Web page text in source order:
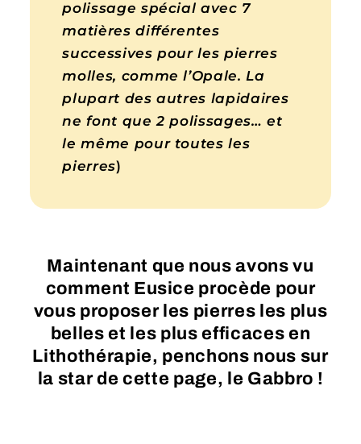
polissage spécial avec 7
matières différentes
successives pour les pierres
molles, comme l’Opale. La
plupart des autres lapidaires
ne font que 2 polissages… et
le même pour toutes les
pierres)
Maintenant que nous avons vu
comment Eusice procède pour
vous proposer les pierres les plus
belles et les plus efficaces en
Lithothérapie, penchons nous sur
la star de cette page, le Gabbro !